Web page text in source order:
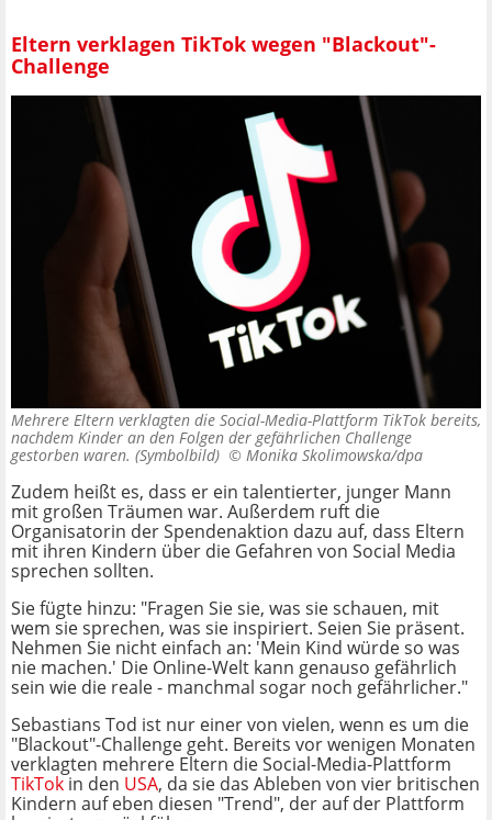
Eltern verklagen TikTok wegen "Blackout"-
Challenge
Mehrere Eltern verklagten die Social-Media-Plattform TikTok bereits,
nachdem Kinder an den Folgen der gefährlichen Challenge
gestorben waren. (Symbolbild) © Monika Skolimowska/dpa
Zudem heißt es, dass er ein talentierter, junger Mann
mit großen Träumen war. Außerdem ruft die
Organisatorin der Spendenaktion dazu auf, dass Eltern
mit ihren Kindern über die Gefahren von Social Media
sprechen sollten.
Sie fügte hinzu: "Fragen Sie sie, was sie schauen, mit
wem sie sprechen, was sie inspiriert. Seien Sie präsent.
Nehmen Sie nicht einfach an: 'Mein Kind würde so was
nie machen.' Die Online-Welt kann genauso gefährlich
sein wie die reale - manchmal sogar noch gefährlicher."
Sebastians Tod ist nur einer von vielen, wenn es um die
"Blackout"-Challenge geht. Bereits vor wenigen Monaten
verklagten mehrere Eltern die Social-Media-Plattform
TikTok in den USA, da sie das Ableben von vier britischen
Kindern auf eben diesen "Trend", der auf der Plattform